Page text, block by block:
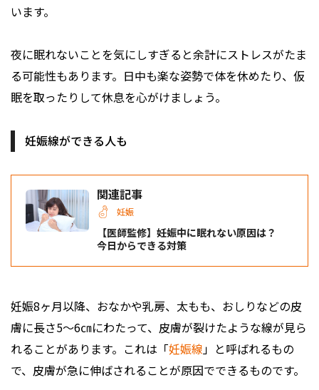
います。
夜に眠れないことを気にしすぎると余計にストレスがたま
る可能性もあります。日中も楽な姿勢で体を休めたり、仮
眠を取ったりして休息を心がけましょう。
妊娠線ができる人も
関連記事
妊娠
【医師監修】妊娠中に眠れない原因は？
今日からできる対策
妊娠8ヶ月以降、おなかや乳房、太もも、おしりなどの皮
膚に長さ5～6㎝にわたって、皮膚が裂けたような線が見ら
れることがあります。これは「妊娠線」と呼ばれるもの
で、皮膚が急に伸ばされることが原因でできるものです。